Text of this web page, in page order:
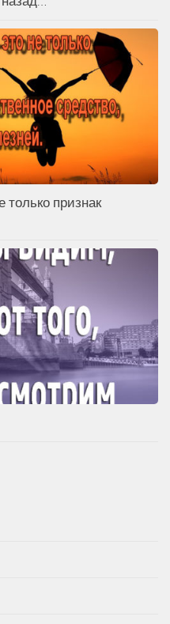
признак